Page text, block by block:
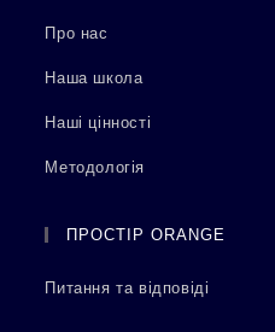
Про нас
Наша школа
Наші цінності
Методологія
ПРОСТІР ORANGE
Питання та відповіді